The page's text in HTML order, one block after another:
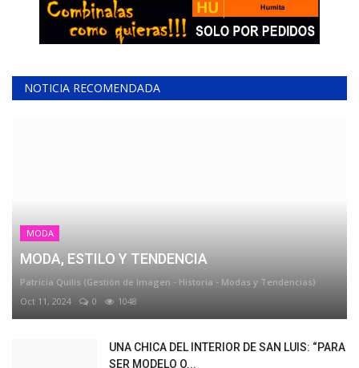
NOTICIA RECOMENDADA
MODA
MODA, ESTILO Y TENDENCIA
Patricia Quilis (Gestión de Imagen - Historia - Modas y Tendencias)
Oct 11, 2024
0 1048
UNA CHICA DEL INTERIOR DE SAN LUIS: “PARA
SER MODELO O...